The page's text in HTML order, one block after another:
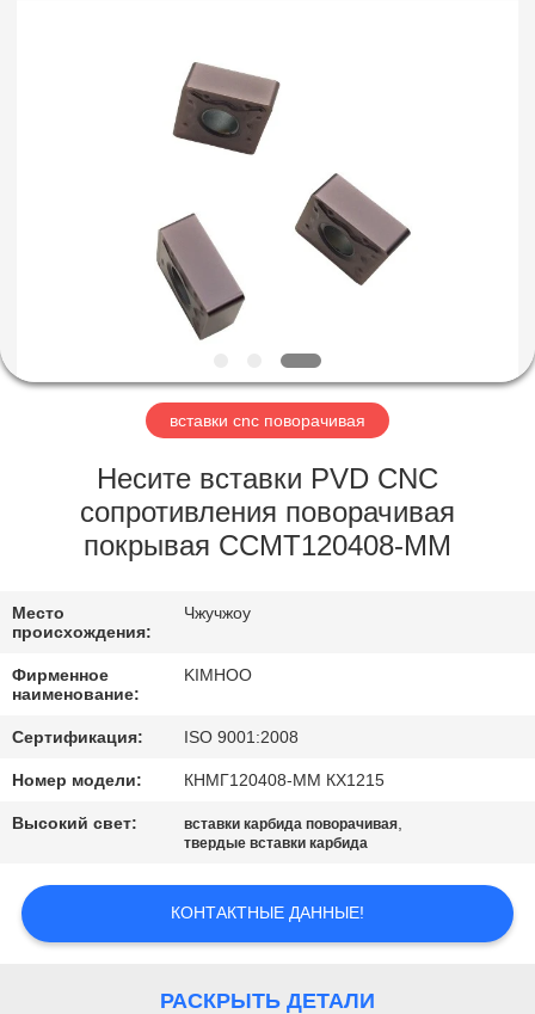
ПУТЕШЕСТВИЕ
ФАБРИКИ
ПРОВЕРКА
КАЧЕСТВА
СВЯЖИТЕСЬ
МЫ
НОВОСТИ
СПРОСИТЕ
КАРТА
вставки cnc поворачивая
Несите вставки PVD CNC
сопротивления поворачивая
покрывая CCMT120408-MM
Место
происхождения:
Чжучжоу
Фирменное
наименование:
KIMHOO
Сертификация: ISO 9001:2008
Номер модели: КНМГ120408-ММ КХ1215
Высокий свет: вставки карбида поворачивая,
твердые вставки карбида
КОНТАКТНЫЕ ДАННЫЕ!
РАСКРЫТЬ ДЕТАЛИ